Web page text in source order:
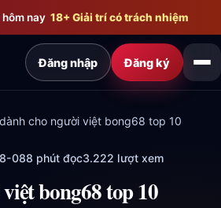
hôm nay 18+ Giải trí có trách nhiệm
Đăng nhập Đăng ký
dành cho người việt bong68 top 10
088 phút đọc3.222 lượt xem
bong68 top 10